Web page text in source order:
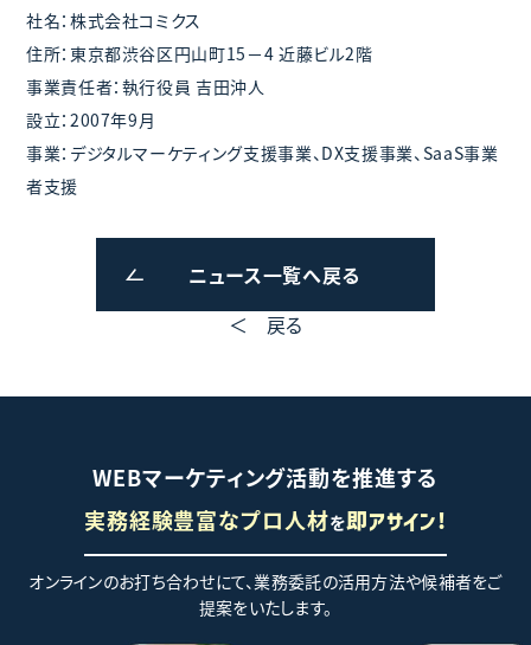
社名：株式会社コミクス
住所：東京都渋谷区円山町15－4 近藤ビル2階
事業責任者：執行役員 吉田沖人
設立：2007年9月
事業：デジタルマーケティング支援事業、DX支援事業、SaaS事業
者支援
ニュース一覧へ戻る
＜ 戻る
WEBマーケティング活動を推進する
実務経験豊富なプロ人材を 即アサイン!
オンラインのお打ち合わせにて、業務委託の活用方法や候補者をご
提案をいたします。